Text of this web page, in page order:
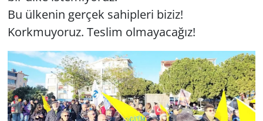
Bu ül­ke­nin ger­çek sa­hip­le­ri biziz!
Kork­mu­yo­ruz. Tes­lim ol­ma­ya­ca­ğız!